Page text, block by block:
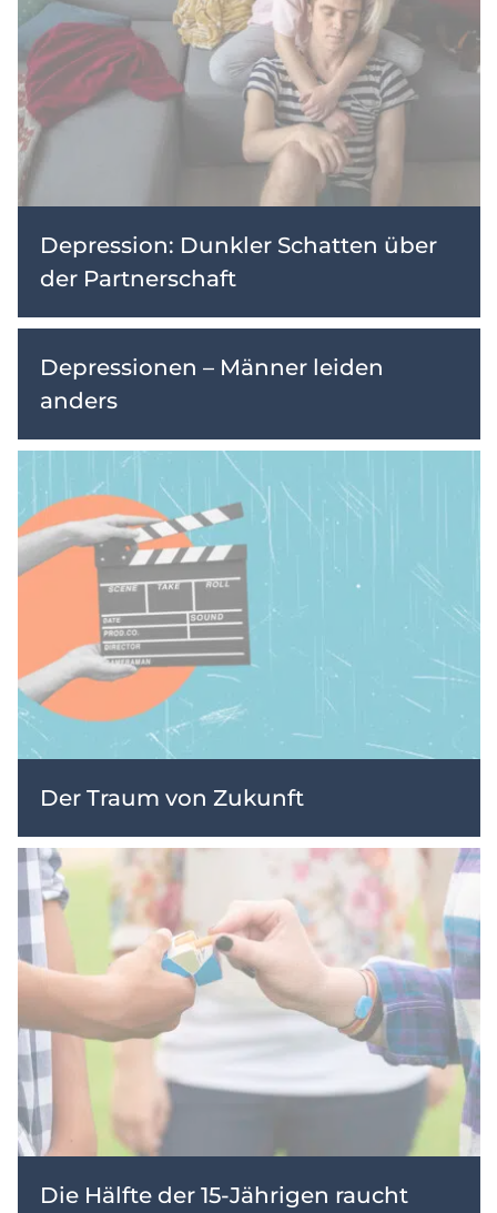
Depression: Dunkler Schatten über
der Partnerschaft
Depressionen – Männer leiden
anders
Der Traum von Zukunft
Die Hälfte der 15-Jährigen raucht